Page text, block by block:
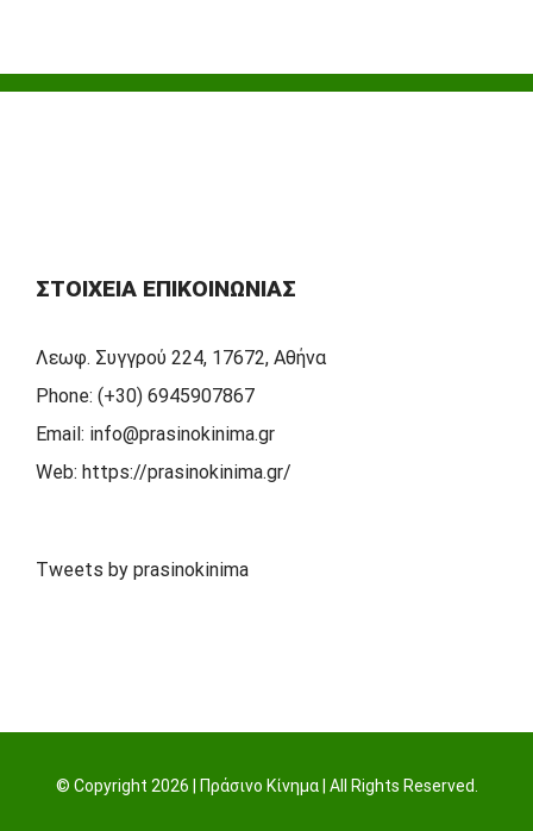
ΣΤΟΙΧΕΊΑ ΕΠΙΚΟΙΝΩΝΊΑΣ
Λεωφ. Συγγρού 224, 17672, Αθήνα
Phone: (+30) 6945907867
Email: info@prasinokinima.gr
Web: https://prasinokinima.gr/
Tweets by prasinokinima
© Copyright 2026 | Πράσινο Κίνημα | All Rights Reserved.